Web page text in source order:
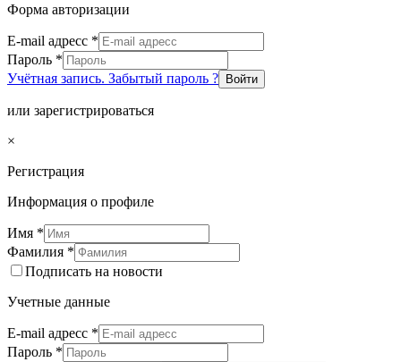
Форма авторизации
E-mail адресс *
Пароль *
Учётная запись. Забытый пароль ?
Войти
или зарегистрироваться
×
Регистрация
Информация о профиле
Имя *
Фамилия *
Подписать на новости
Учетные данные
E-mail адресс *
Пароль *